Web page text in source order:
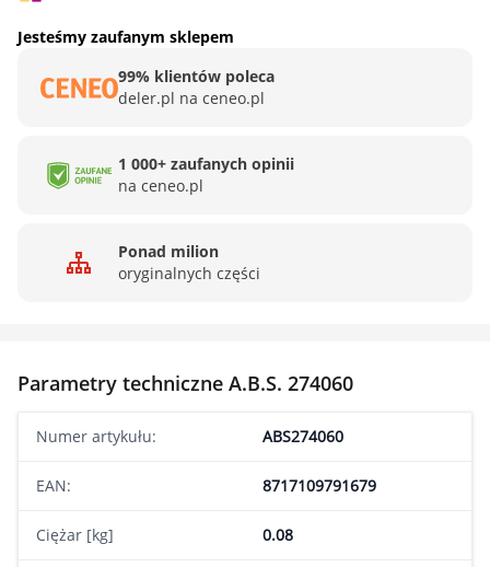
Jesteśmy zaufanym sklepem
99% klientów poleca
deler.pl na ceneo.pl
1 000+ zaufanych opinii
na ceneo.pl
Ponad milion
oryginalnych części
Parametry techniczne A.B.S. 274060
Numer artykułu: ABS274060
EAN: 8717109791679
Ciężar [kg] 0.08